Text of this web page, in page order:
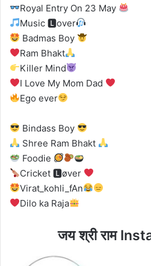
Royal Entry On 23 May
Music 🅻over
Badmas Boy
Ram Bhakt
Killer Mind
I Love My Mom Dad
Ego ever
Bindass Boy
Shree Ram Bhakt
Foodie
Cricket 🅻øver
Virat_kohli_fAn
Dilo ka Raja
जय श्री राम